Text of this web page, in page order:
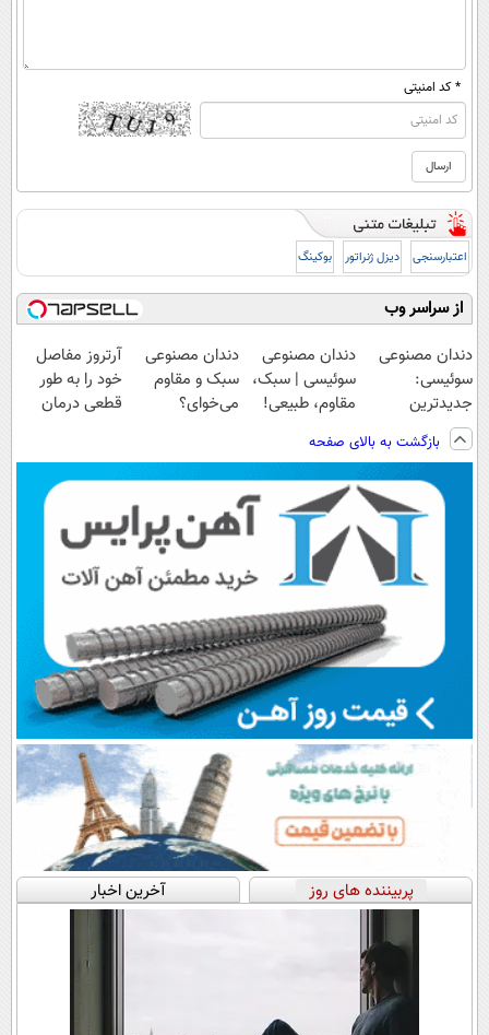
* کد امنیتی
اعتبارسنجی دیزل ژنراتور بوکینگ
از سراسر وب
دندان مصنوعی
سوئیسی:
جدیدترین
فناوری اروپا،
سبک و مقاوم |
پرداخت قسطی
دندان مصنوعی
سوئیسی | سبک،
مقاوم، طبیعی!
رایگان+پرداخت
اقساطی😍
دندان مصنوعی
سبک و مقاوم
می‌خوای؟
📍تهران
آرتروز مفاصل
خود را به طور
قطعی درمان
بازگشت به بالای صفحه
پربیننده های روز آخرین اخبار